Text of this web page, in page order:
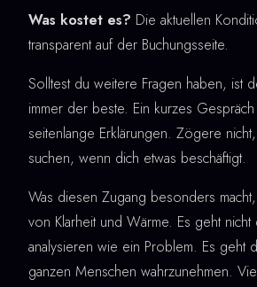
Was kostet es? Die aktuellen
transparent auf der Buchungsseite.
Solltest du weitere Fragen haben, ist
immer der beste. Ein kurzes
seitenlange Erklärungen. Zögere
suchen, wenn dich etwas beschäftigt.
Was diesen Zugang besonders
von Klarheit und Wärme. Es geht
analysieren wie ein Problem. Es geht
ganzen Menschen wahrzunehmen.